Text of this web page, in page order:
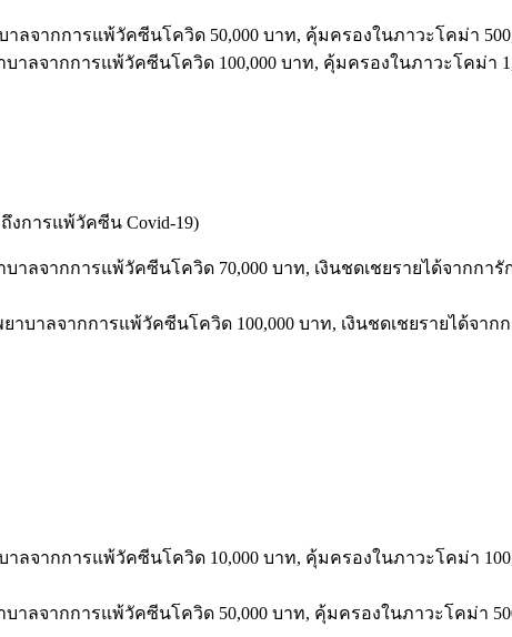
าลจากการแพ้วัคซีนโควิด 50,000 บาท, คุ้มครองในภาวะโคม่า
บาลจากการแพ้วัคซีนโควิด 100,000 บาท, คุ้มครองในภาวะโคม่า
งการแพ้วัคซีน Covid-19)
บาลจากการแพ้วัคซีนโควิด 70,000 บาท, เงินชดเชยรายได้จากกา
าบาลจากการแพ้วัคซีนโควิด 100,000 บาท, เงินชดเชยรายได้จาก
าลจากการแพ้วัคซีนโควิด 10,000 บาท, คุ้มครองในภาวะโคม่า
บาลจากการแพ้วัคซีนโควิด 50,000 บาท, คุ้มครองในภาวะโคม่า